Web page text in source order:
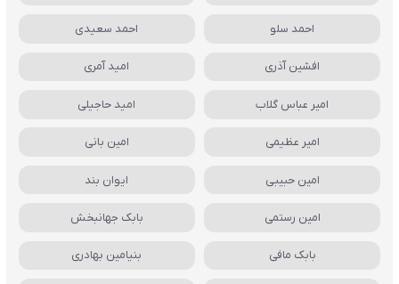
احمد سلو احمد سعیدی
افشین آذری امید آمری
امیر عباس گلاب امید حاجیلی
امیر عظیمی امین بانی
امین حبیبی ایوان بند
امین رستمی بابک جهانبخش
بابک مافی بنیامین بهادری